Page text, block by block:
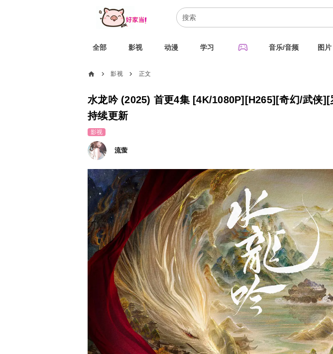
全部 影视 动漫 学习 sports_esports 音乐/音频 图片
home chevron_right 影视 chevron_right 正文
水龙吟 (2025) 首更4集 [4K/1080P][H265][奇幻/武侠][
持续更新
影视
流萤